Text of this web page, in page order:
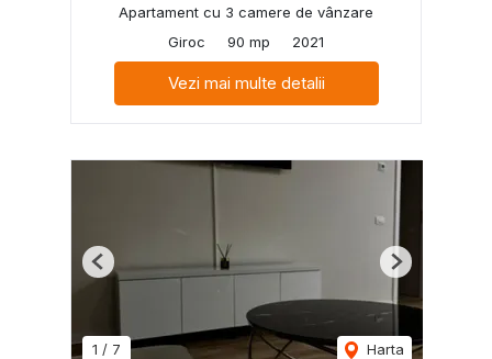
Apartament cu 3 camere de vânzare
Giroc
90 mp 2021
Vezi mai multe detalii
1 / 7 Harta
Previous Next